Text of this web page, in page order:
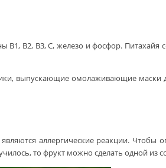
B2, B3, C, железо и фосфор.
выпускающие омолаживающие
аллергические реакции.
то фрукт можно сделать одной из